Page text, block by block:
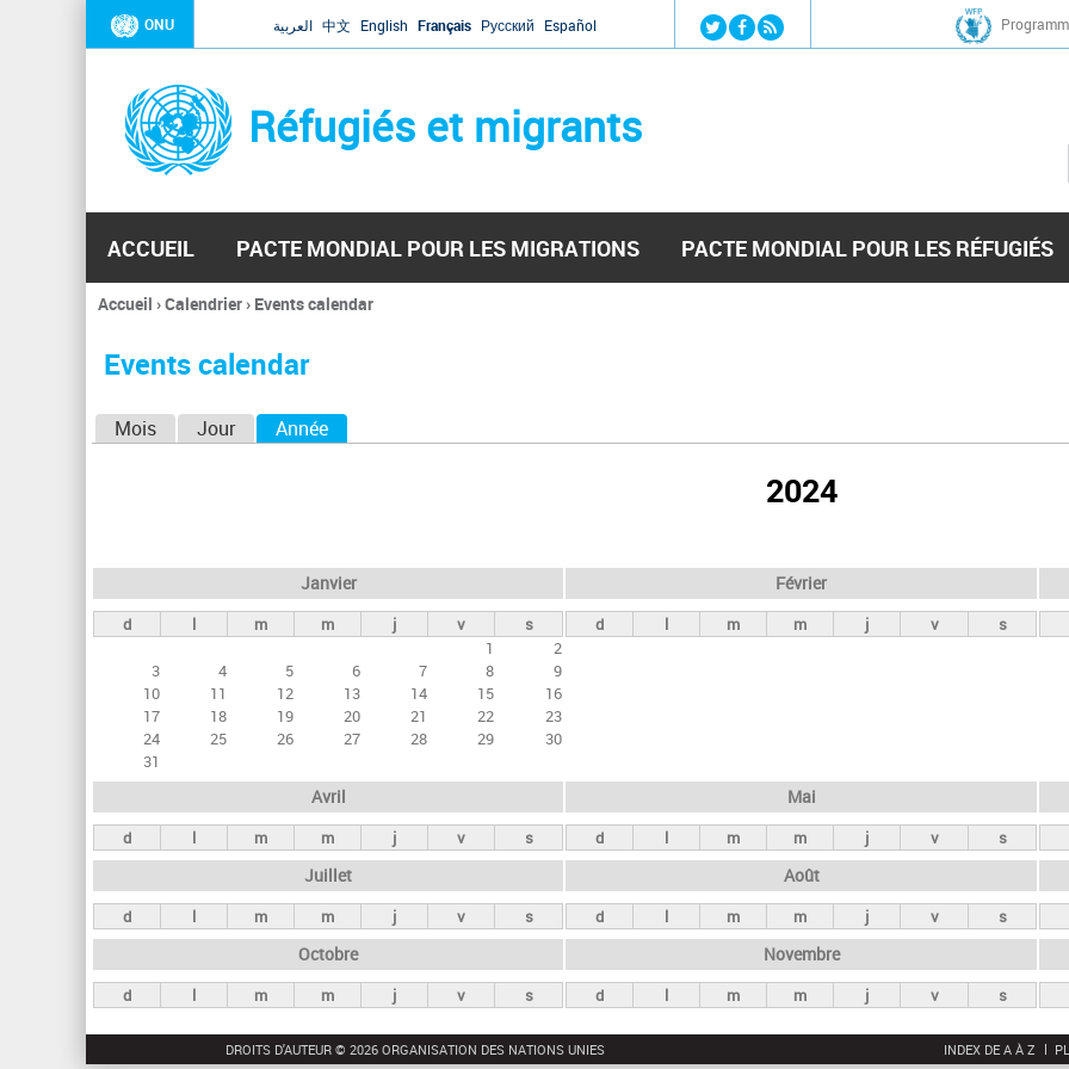
Jump to navigation
ONU العربية 中文 English Français Русский Español
Réfugiés et migrants
ACCUEIL PACTE MONDIAL POUR LES MIGRATIONS PACTE MONDIAL POUR LES RÉFUGIÉS
Vous
ici
Accueil ›Calendrier› Events calendar
Events calendar
e
t
s
i
p
a
u
x
Mois Jour Année
2024
Janvier
d l m m j v
s
1
2
3
4 5 6 7 8
9
10
11 12 13 14 15
16
17
18 19 20 21 22
23
24
25 26 27 28 29
30
31
Février
d l m m j v s
Avril
d l m m j v s
Mai
d l m m j v s
Juillet
d l m m j v s
Août
d l m m j v s
Octobre
d l m m j v s
Novembre
d l m m j v s
DROITS D'AUTEUR © 2026 ORGANISATION DES NATIONS UNIES INDEX DE A À Z